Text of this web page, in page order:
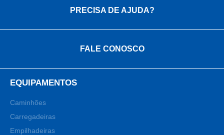
PRECISA DE AJUDA?
FALE CONOSCO
EQUIPAMENTOS
Caminhões
Carregadeiras
Empilhadeiras